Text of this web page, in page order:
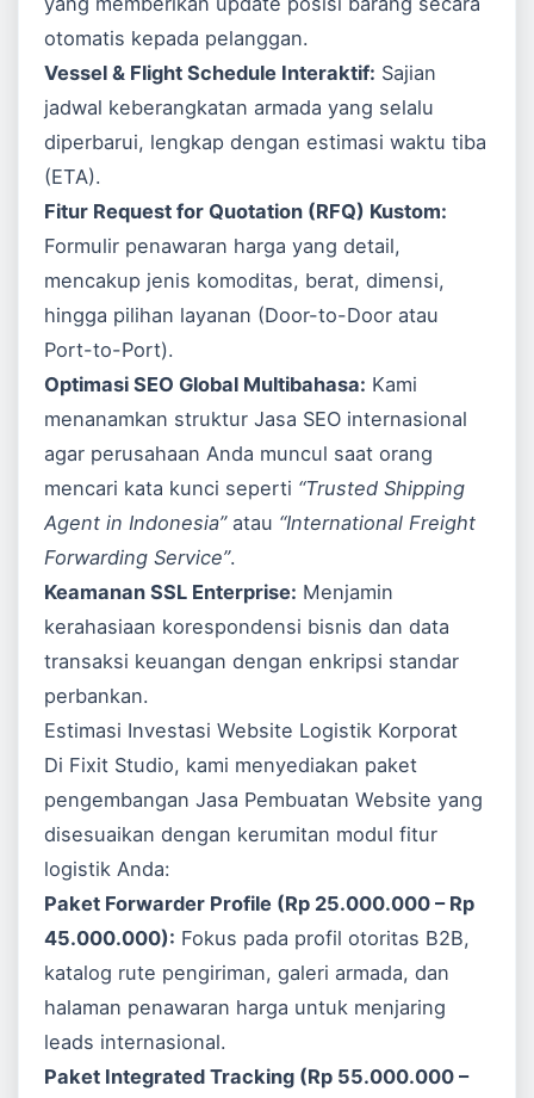
otomatis kepada pelanggan.
Vessel & Flight Schedule Interaktif: Sajian
jadwal keberangkatan armada yang selalu
diperbarui, lengkap dengan estimasi waktu tiba
(ETA).
Fitur Request for Quotation (RFQ) Kustom:
Formulir penawaran harga yang detail,
mencakup jenis komoditas, berat, dimensi,
hingga pilihan layanan (Door-to-Door atau
Port-to-Port).
Optimasi SEO Global Multibahasa: Kami
menanamkan strukturJasa SEO internasional
agar perusahaan Anda muncul saat orang
mencari kata kunci seperti “Trusted Shipping
Agent in Indonesia”atau “International Freight
Forwarding Service”.
Keamanan SSL Enterprise: Menjamin
kerahasiaan korespondensi bisnis dan data
transaksi keuangan dengan enkripsi standar
perbankan.
Estimasi Investasi Website Logistik Korporat
Di Fixit Studio, kami menyediakan paket
pengembanganJasa Pembuatan Website yang
disesuaikan dengan kerumitan modul fitur
logistik Anda:
Paket Forwarder Profile (Rp 25.000.000 – Rp
45.000.000): Fokus pada profil otoritas B2B,
katalog rute pengiriman, galeri armada, dan
halaman penawaran harga untuk menjaring
leads internasional.
Paket Integrated Tracking (Rp 55.000.000 –